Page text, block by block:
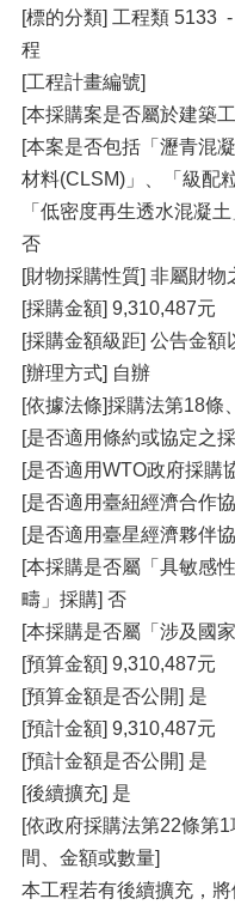
[標的分類] 工程類 5133
程
[工程計畫編號]
[本採購案是否屬於建築
[本案是否包括「瀝青混
材料(CLSM)」、「級配
「低密度再生透水混凝
否
[財物採購性質] 非屬財物
[採購金額] 9,310,487元
[採購金額級距] 公告金額
[辦理方式] 自辦
[依據法條]採購法第18條
[是否適用條約或協定之
[是否適用WTO政府採購
[是否適用臺紐經濟合作
[是否適用臺星經濟夥伴
[本採購是否屬「具敏感
疇」採購] 否
[本採購是否屬「涉及國
[預算金額] 9,310,487元
[預算金額是否公開] 是
[預計金額] 9,310,487元
[預計金額是否公開] 是
[後續擴充] 是
[依政府採購法第22條第
間、金額或數量]
本工程若有後續擴充，